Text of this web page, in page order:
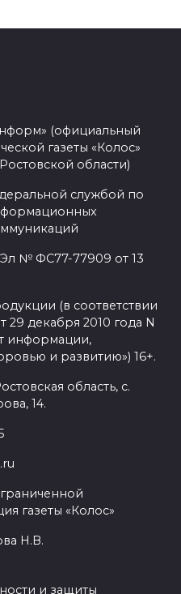
профессии
для 17
кампания
особняка
Байков»
после ЧС
(официальный
газеты «Колос»
области)
службой по
№ ФС77-77909 от 13
(в соответствии
декабря 2010 года N
информации,
и развитию») 16+.
область, с.
14.
газеты «Колос»
Н.В.
и защиты